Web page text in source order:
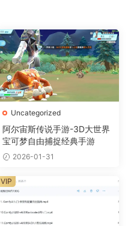
Uncategorized
阿尔宙斯传说手游-3D大世界
宝可梦自由捕捉经典手游
2026-01-31
VIP